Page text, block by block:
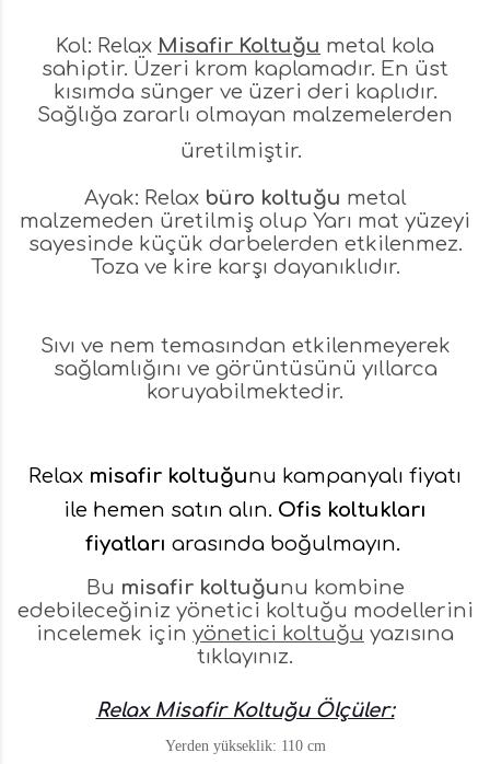
Kol: Relax Misafir Koltuğu metal kola
sahiptir. Üzeri krom kaplamadır. En üst
kısımda sünger ve üzeri deri kaplıdır.
Sağlığa zararlı olmayan malzemelerden
üretilmiştir.
Ayak: Relax büro koltuğu metal
malzemeden üretilmiş olup Yarı mat yüzeyi
sayesinde küçük darbelerden etkilenmez.
Toza ve kire karşı dayanıklıdır.
Sıvı ve nem temasından etkilenmeyerek
sağlamlığını ve görüntüsünü yıllarca
koruyabilmektedir.
Relax misafir koltuğunu kampanyalı fiyatı
ile hemen satın alın. Ofis koltukları
fiyatları arasında boğulmayın.
Bu misafir koltuğunu kombine
edebileceğiniz yönetici koltuğu modellerini
incelemek için yönetici koltuğu yazısına
tıklayınız.
Relax Misafir Koltuğu Ölçüler:
Yerden yükseklik: 110 cm